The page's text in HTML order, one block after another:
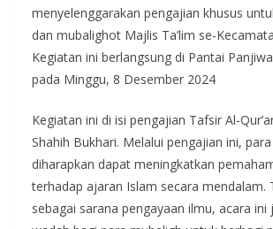
menyelenggarakan pengajian khusus
dan mubalighot Majlis Ta’lim se-
Kegiatan ini berlangsung di Pantai
pada Minggu, 8 Desember 2024
Kegiatan ini di isi pengajian Tafsir Al-
Shahih Bukhari. Melalui pengajian ini,
diharapkan dapat meningkatkan
terhadap ajaran Islam secara mendalam.
sebagai sarana pengayaan ilmu, acara ini